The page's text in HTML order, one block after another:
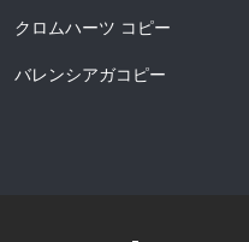
クロムハーツ コピー
バレンシアガコピー